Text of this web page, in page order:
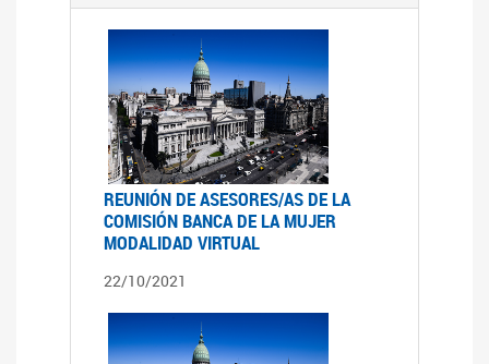
REUNIÓN DE ASESORES/AS DE LA
COMISIÓN BANCA DE LA MUJER
MODALIDAD VIRTUAL
22/10/2021